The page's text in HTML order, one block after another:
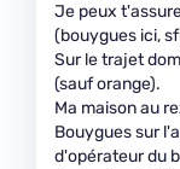
Je peux
(bouygues ici,
Sur le trajet
(sauf orange).
Ma maison au
Bouygues sur
d'opérateur du